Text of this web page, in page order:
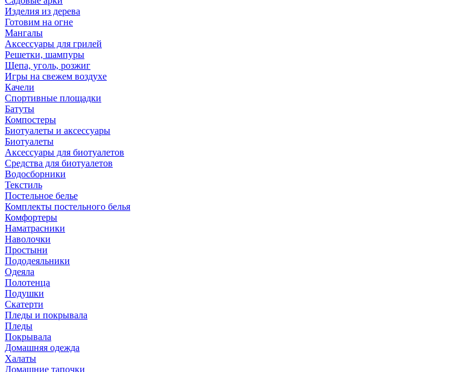
Изделия из дерева
Готовим на огне
Мангалы
Аксессуары для грилей
Решетки, шампуры
Щепа, уголь, розжиг
Игры на свежем воздухе
Качели
Спортивные площадки
Батуты
Компостеры
Биотуалеты и аксессуары
Биотуалеты
Аксессуары для биотуалетов
Средства для биотуалетов
Водосборники
Текстиль
Постельное белье
Комплекты постельного белья
Комфортеры
Наматрасники
Наволочки
Простыни
Пододеяльники
Одеяла
Полотенца
Подушки
Скатерти
Пледы и покрывала
Пледы
Покрывала
Домашняя одежда
Халаты
Домашние тапочки